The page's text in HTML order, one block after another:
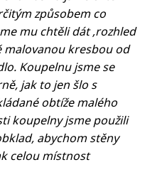
způsobem co
mu chtěli dát ‚rozhled
malovanou kresbou od
Koupelnu jsme se
jak to jen šlo s
obtíže malého
koupelny jsme použili
abychom stěny
celou místnost